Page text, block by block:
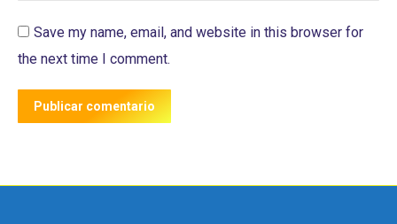
Save my name, email, and website in this browser for
the next time I comment.
Publicar comentario